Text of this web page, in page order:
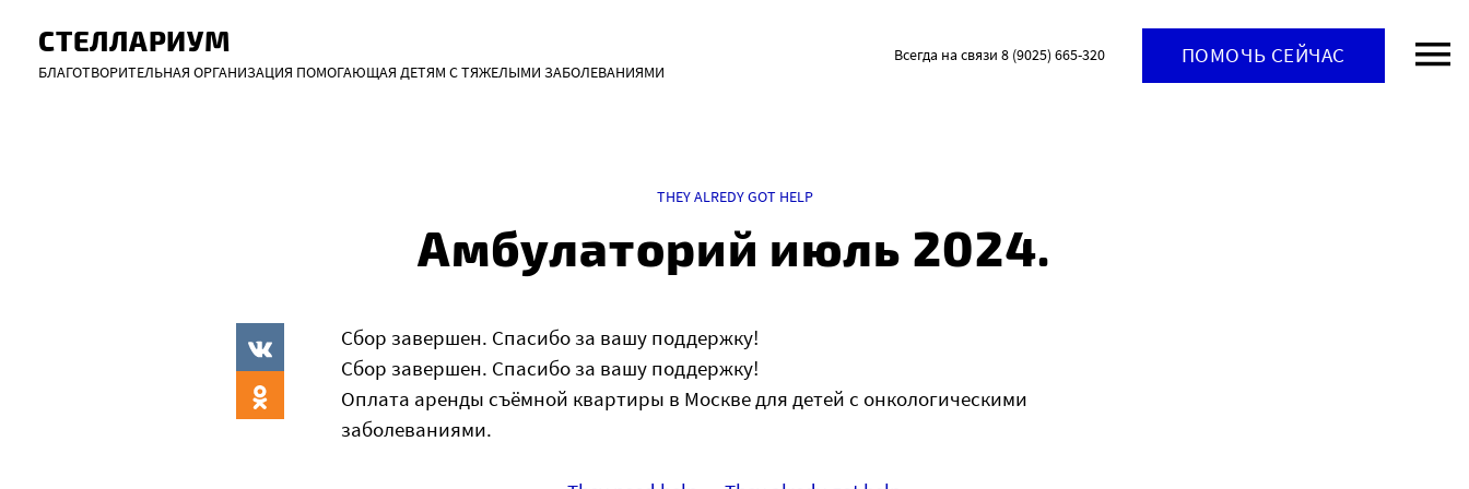
СТЕЛЛАРИУМ
БЛАГОТВОРИТЕЛЬНАЯ ОРГАНИЗАЦИЯ ПОМОГАЮЩАЯ ДЕТЯМ С ТЯЖЕЛЫМИ ЗАБОЛЕВАНИЯМИ
Всегда на связи 8 (9025) 665-320 ПОМОЧЬ СЕЙЧАС
THEY ALREDY GOT HELP
Амбулаторий июль 2024.
Сбор завершен. Спасибо за вашу поддержку!
Сбор завершен. Спасибо за вашу поддержку!
Оплата аренды съёмной квартиры в Москве для детей с онкологическими
заболеваниями.